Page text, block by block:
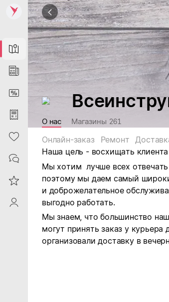
Map
News
DiscountCard
Purchases
Heart
Contacts
Reviews
ProfileSaby
О нас Магазины 261
Онлайн-заказ Ремонт
Наша цель - восхищать
Мы хотим лучше всех
поэтому мы даем самый
и доброжелательное
выгодно работать.
Мы знаем, что большинство
могут принять заказ у
организовали доставку в